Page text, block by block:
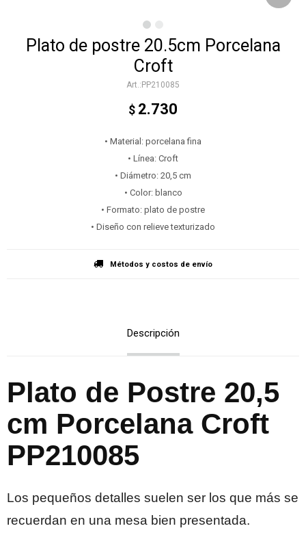
Plato de postre 20.5cm Porcelana
Croft
PP210085
$ 2.730
• Material: porcelana fina
• Línea: Croft
• Diámetro: 20,5 cm
• Color: blanco
• Formato: plato de postre
• Diseño con relieve texturizado
Métodos y costos de envío
Descripción
Plato de Postre 20,5
cm Porcelana Croft
PP210085
Los pequeños detalles suelen ser los que más se
recuerdan en una mesa bien presentada.